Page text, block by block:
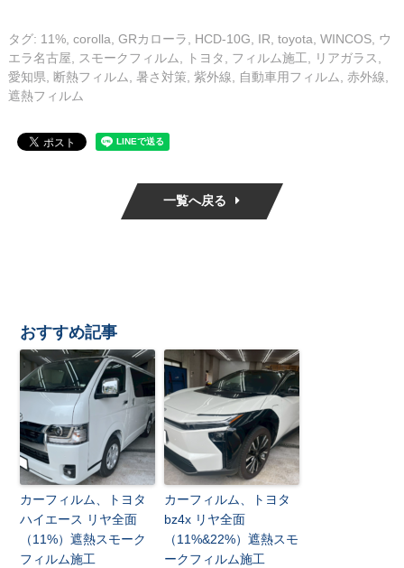
タグ: 11%, corolla GRカローラ HCD-10G IR toyota WINCOS, ウ
エラ名古屋
スモークフィルム トヨタ フィルム施工 リアガラス
愛知県
断熱フィルム 暑さ対策 紫外線 自動車用フィルム 赤外線
遮熱フィルム
一覧へ戻る
おすすめ記事
カーフィルム、トヨタ
ハイエース リヤ全面
（11%）遮熱スモーク
フィルム施工
カーフィルム、トヨタ
bz4x リヤ全面
（11%&22%）遮熱スモ
ークフィルム施工